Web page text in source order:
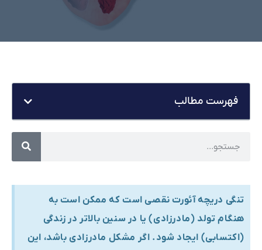
تنگی دریچه آئورت نقصی است که ممکن است به
هنگام تولد (مادرزادی) یا در سنین بالاتر در زندگی
(اکتسابی) ایجاد شود. اگر مشکل مادرزادی باشد، این
فهرست مطالب